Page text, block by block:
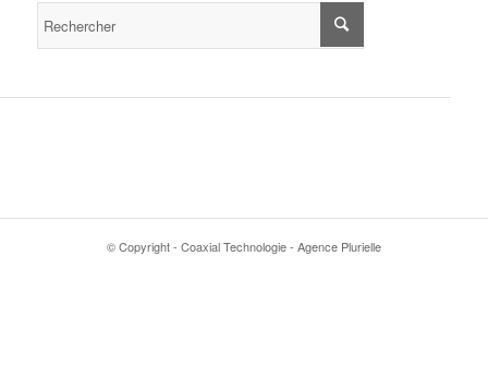
© Copyright - Coaxial Technologie - Agence Plurielle